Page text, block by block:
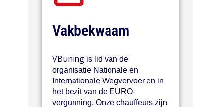
Vakbekwaam
VBuning is lid van de
organisatie Nationale en
Internationale Wegvervoer en in
het bezit van de EURO-
vergunning. Onze chauffeurs zijn